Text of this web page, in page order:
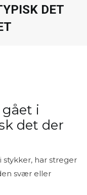
DET
i
det der
har streger
svær eller